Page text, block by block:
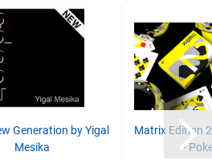
Generation by Yigal
Mesika
Matrix Edition
-